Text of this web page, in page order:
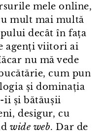
mele online,
mult mai multă
decât în fața
agenți viitori ai
nu mă vede
cum pun
și dominația
⁠ii și bătăușii
desigur, cu
wide web. Dar de